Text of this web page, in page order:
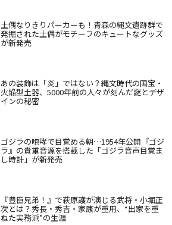
土偶なりきりパーカーも！青森の縄文遺跡群で
発掘された土偶がモチーフのキュートなグッズ
が新発売
あの装飾は「炎」ではない？縄文時代の国宝・
火焔型土器、5000年前の人々が刻んだ謎とデザ
インの秘密
ゴジラの咆哮で目覚める朝…1954年公開『ゴジ
ラ』の貴重音源を搭載した「ゴジラ音声目覚ま
し時計」が新発売
『豊臣兄弟！』で萩原護が演じる武将・小堀正
次とは？秀長・秀吉・家康が重用、“出家を重
ねた実務派”の生涯